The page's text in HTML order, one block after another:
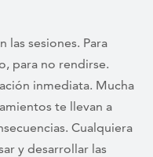
las sesiones. Para
para no rendirse.
inmediata. Mucha
te llevan a
Cualquiera
y desarrollar las